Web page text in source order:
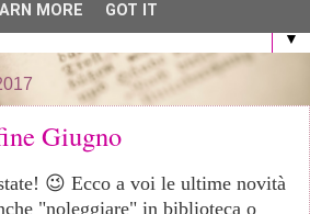
▼
Giugno
😉 Ecco a voi le ultime novità
"noleggiare" in biblioteca o
MORE GOT IT